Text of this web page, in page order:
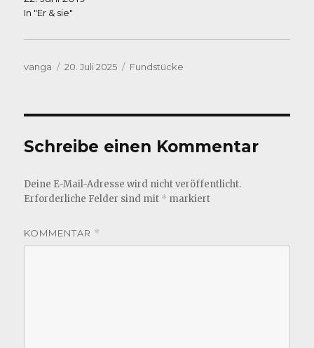
In "Er & sie"
Autor
vanga
Veröffentlicht
20. Juli 2025 Kategorien
Fundstücke
Schreibe einen Kommentar
Deine E-Mail-Adresse wird nicht veröffentlicht.
Erforderliche Felder sind mit * markiert
KOMMENTAR *